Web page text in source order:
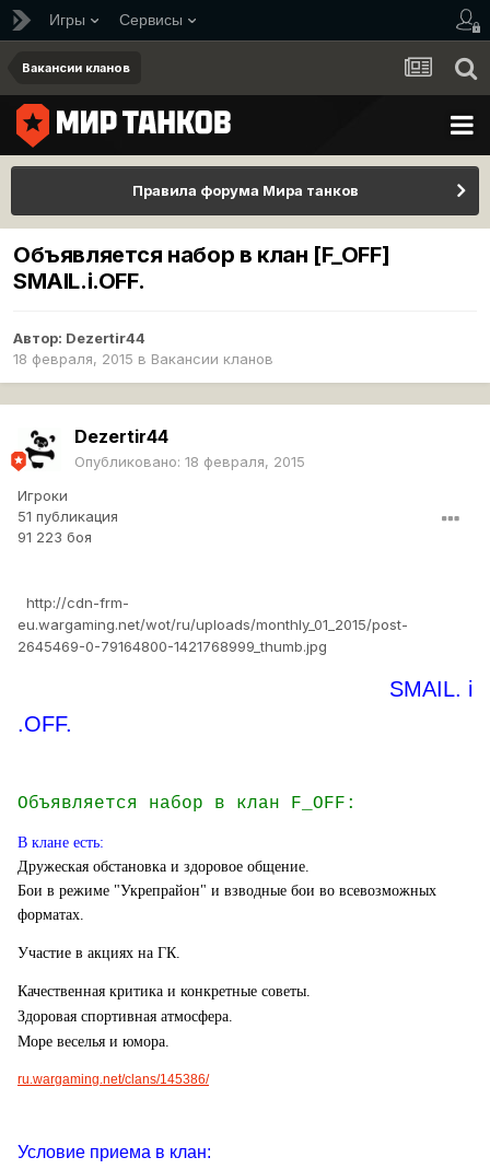
Игры Сервисы
Вакансии кланов
Правила форума Мира танков
Объявляется набор в клан [F_OFF]
SMAIL.i.OFF.
Автор: Dezertir44
18 февраля, 2015 в Вакансии кланов
Dezertir44
Опубликовано: 18 февраля, 2015
Игроки
51 публикация
91 223 боя
http://cdn-frm-
eu.wargaming.net/wot/ru/uploads/monthly_01_2015/post-
2645469-0-79164800-1421768999_thumb.jpg
SMAIL. i
.OFF.
Объявляется набор в клан F_OFF:
В клане есть:
Дружеская обстановка и здоровое общение.
Бои в режиме "Укрепрайон" и взводные бои во всевозможных
форматах.
Участие в акциях на ГК.
Качественная критика и конкретные советы.
Здоровая спортивная атмосфера.
Море веселья и юмора.
ru.wargaming.net/clans/145386/
Условие приема в клан: